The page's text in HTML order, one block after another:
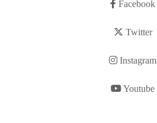
Facebook
Twitter
Instagram
Youtube